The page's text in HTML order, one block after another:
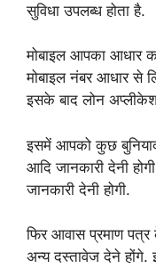
सुविधा उपलब्ध होता है.
मोबाइल आपका आधार
मोबाइल नंबर आधार से
इसके बाद लोन
इसमें आपको कुछ
आदि जानकारी देनी
जानकारी देनी होगी.
फिर आवास प्रमाण
अन्य दस्तावेज देने